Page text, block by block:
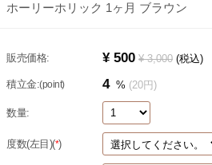
ホーリーホリック 1ヶ月 ブラウン
販売価格: ¥ 500 ¥ 3,000 (税込)
積立金:(point) 4% (20円)
数量:
度数(左目)(*)